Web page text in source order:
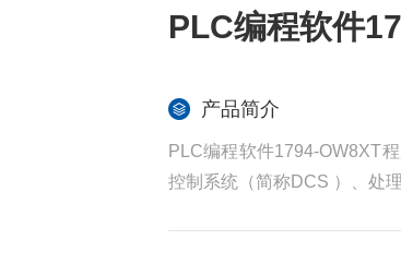
PLC编程软件
产品简介
PLC编程软件1794-OW8XT
控制系统（简称DCS ）、处